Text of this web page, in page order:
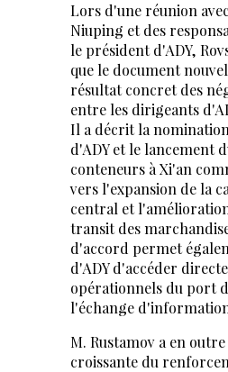
Lors d'une réunion
Niuping et des
le président d'ADY,
que le document
résultat concret des
entre les dirigeants
Il a décrit la
d'ADY et le lancement
conteneurs à Xi'an
vers l'expansion de la
central et
transit des
d'accord permet
d'ADY d'accéder
opérationnels du port
l'échange
M. Rustamov a en
croissante du